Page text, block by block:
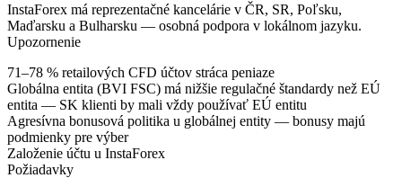
InstaForex má reprezentačné kancelárie v ČR, SR, Poľsku,
Maďarsku a Bulharsku — osobná podpora v lokálnom jazyku.
Upozornenie
71–78 % retailových CFD účtov stráca peniaze
Globálna entita (BVI FSC) má nižšie regulačné štandardy než EÚ
entita — SK klienti by mali vždy používať EÚ entitu
Agresívna bonusová politika u globálnej entity — bonusy majú
podmienky pre výber
Založenie účtu u InstaForex
Požiadavky